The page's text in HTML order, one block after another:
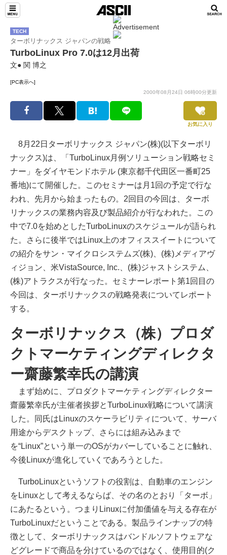
TECH
ターボリナックス ジャパンの戦略
TurboLinux Pro 7.0は12月出荷
文● 関 博之
[PC表示へ]
2000年08月24日 06時00分更新
お気に入り
8月22日ターボリナックス ジャパン(株)(以下ターボリ
ナックス)は、「TurboLinux月例ソリューション戦略セミ
ナー」をダイヤモンドホテル (東京都千代田区一番町25
番地)にて開催した。このセミナーは月1回の予定で行な
われ、先月から始まったもの。2回目の今回は、ターボ
リナックスの業務内容及び製品紹介が行なわれた。この
中で7.0を始めとしたTurboLinuxのスケジュールが語られ
た。さらに後半ではLinux上のオフィススイートについて
の紹介をサン・マイクロシステムズ(株)、(株)メディアヴ
ィジョン、米VistaSource, Inc.、(株)ジャストシステム、
(株)アトラクスが行なった。セミナーレポート第1回目の
今回は、ターボリナックスの戦略発表についてレポート
する。
ターボリナックス（株）プロダ
クトマーケティングディレクタ
ー齋藤繁幸氏の講演
まず始めに、プロダクトマーケティングディレクター
齋藤繁幸氏が主催者挨拶とTurboLinux戦略について講演
した。同氏はLinuxのスケーラビリティについて、サーバ
用途からデスクトップ、さらには組み込みまで
を“Linux”という単一のOSがカバーしていることに触れ、
今後Linuxが進化していくであろうとした。
TurboLinuxというソフトの役割は、自動車のエンジン
をLinuxとして考えるならば、その名のとおり「ターボ」
にあたるという。つまりLinuxに付加価値を与える存在が
TurboLinuxだということである。製品ラインナップの特
徴として、ターボリナックスはバンドルソフトウェアな
どグレードで商品を分けているのではなく、使用目的(ク